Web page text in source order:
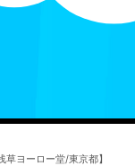
ヨーロー堂/東京都】